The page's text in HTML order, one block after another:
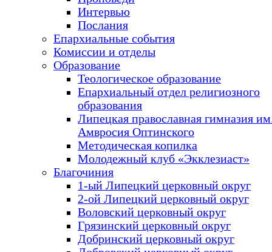
Интервью
Послания
Епархиальные события
Комиссии и отделы
Образование
Теологическое образование
Епархиальный отдел религиозного
образования
Липецкая православная гимназия
Амвросия Оптинского
Методическая копилка
Молодежный клуб «Экклезиаст»
Благочиния
1-ый Липецкий церковный округ
2-ой Липецкий церковный округ
Воловский церковный округ
Грязинский церковный округ
Добринский церковный округ